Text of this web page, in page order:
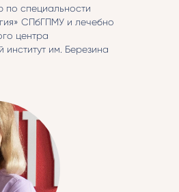
специальности
СПбГПМУ и лечебно
центра
им. Березина